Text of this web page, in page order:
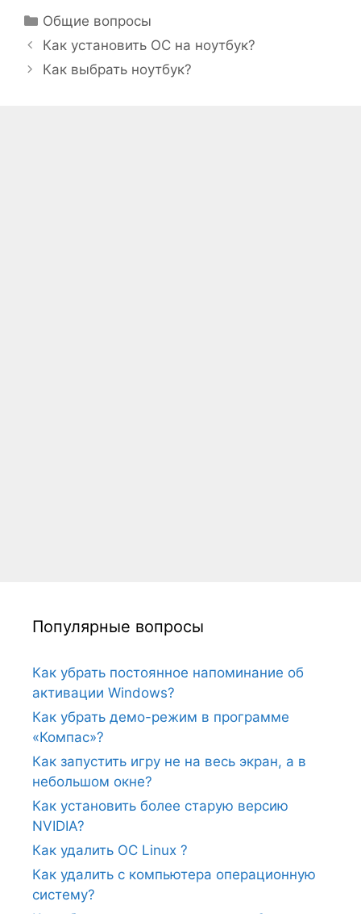
Рубрики
Общие вопросы
Как установить ОС на ноутбук?
Как выбрать ноутбук?
Популярные вопросы
Как убрать постоянное напоминание об
активации Windows?
Как убрать демо-режим в программе
«Компас»?
Как запустить игру не на весь экран, а в
небольшом окне?
Как установить более старую версию
NVIDIA?
Как удалить ОС Linux ?
Как удалить с компьютера операционную
систему?